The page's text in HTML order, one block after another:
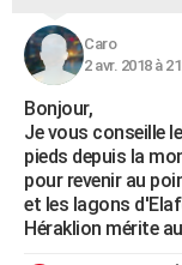
Caro
2 avr. 2018 à
Bonjour,
Je vous conseille
pieds depuis la
pour revenir au
et les lagons
Héraklion mérite